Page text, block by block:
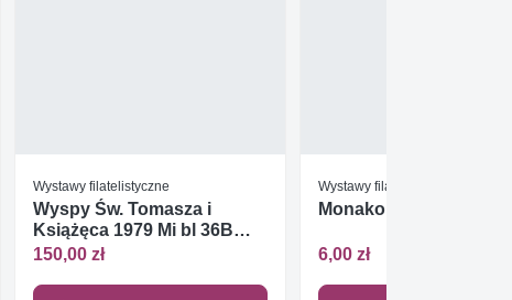
Wystawy filatelistyczne
Wyspy Św. Tomasza i
Książęca 1979 Mi bl 36B
Czyste **
150,00 zł
Wystawy filatelistyczne
Monako 1986 Mi 1762b
6,00 zł